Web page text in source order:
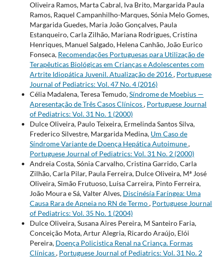
Oliveira Ramos, Marta Cabral, Iva Brito, Margarida Paula
Ramos, Raquel Campanhilho-Marques, Sónia Melo Gomes,
Margarida Guedes, Maria João Gonçalves, Paula
Estanqueiro, Carla Zilhão, Mariana Rodrigues, Cristina
Henriques, Manuel Salgado, Helena Canhão, João Eurico
Fonseca, Recomendações Portuguesas para Utilização de
Terapêuticas Biológicas em Crianças e Adolescentes com
Artrite Idiopática Juvenil. Atualização de 2016, Portuguese
Journal of Pediatrics: Vol. 47 No. 4 (2016)
Célia Madalena, Teresa Temudo,Síndrome de Moebius —
Apresentação de Três Casos Clínicos, Portuguese Journal
of Pediatrics: Vol. 31 No. 1 (2000)
Dulce Oliveira, Paulo Teixeira, Ermelinda Santos Silva,
Frederico Silvestre, Margarida Medina, Um Caso de
Síndrome Variante de Doença Hepática Autoimune,
Portuguese Journal of Pediatrics: Vol. 31 No. 2 (2000)
Andreia Costa, Sónia Carvalho, Cristina Garrido, Carla
Zilhão, Carla Pilar, Paula Ferreira, Dulce Oliveira, Mª José
Oliveira, Simão Frutuoso, Luísa Carreira, Pinto Ferreira,
João Moura e Sá, Valter Alves, Discinésía Faríngea: Uma
Causa Rara de Apneia no RN de Termo, Portuguese Journal
of Pediatrics: Vol. 35 No. 1 (2004)
Dulce Oliveira, Susana Aires Pereira, M Santeiro Faria,
Conceição Mota, Artur Alegria, Ricardo Araújo, Elói
Pereira, Doença Policistica Renal na Criança. Formas
Clínicas, Portuguese Journal of Pediatrics: Vol. 31 No. 2